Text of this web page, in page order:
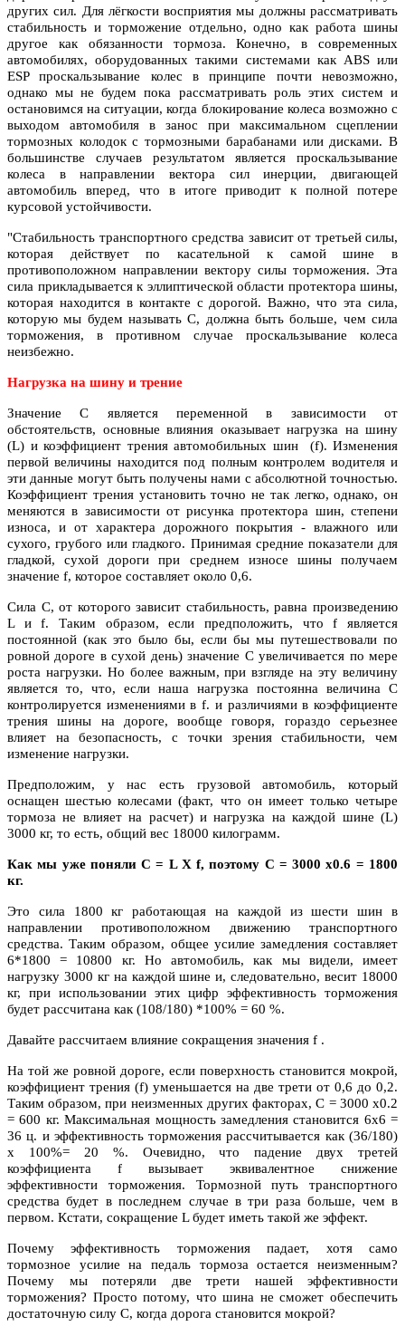
других сил. Для лёгкости восприятия мы должны рассматривать
стабильность и торможение отдельно, одно как работа шины
другое как обязанности тормоза. Конечно, в современных
автомобилях, оборудованных такими системами как ABS или
ESP проскальзывание колес в принципе почти невозможно,
однако мы не будем пока рассматривать роль этих систем и
остановимся на ситуации, когда блокирование колеса возможно с
выходом автомобиля в занос при максимальном сцеплении
тормозных колодок с тормозными барабанами или дисками. В
большинстве случаев результатом является проскальзывание
колеса в направлении вектора сил инерции, двигающей
автомобиль вперед, что в итоге приводит к полной потере
курсовой устойчивости.
"Стабильность транспортного средства зависит от третьей силы,
которая действует по касательной к самой шине в
противоположном направлении вектору силы торможения. Эта
сила прикладывается к эллиптической области протектора шины,
которая находится в контакте с дорогой. Важно, что эта сила,
которую мы будем называть C, должна быть больше, чем сила
торможения, в противном случае проскальзывание колеса
неизбежно.
Нагрузка на шину и трение
Значение C является переменной в зависимости от
обстоятельств, основные влияния оказывает нагрузка на шину
(L) и коэффициент трения автомобильных шин (f). Изменения
первой величины находится под полным контролем водителя и
эти данные могут быть получены нами с абсолютной точностью.
Коэффициент трения установить точно не так легко, однако, он
меняются в зависимости от рисунка протектора шин, степени
износа, и от характера дорожного покрытия - влажного или
сухого, грубого или гладкого. Принимая средние показатели для
гладкой, сухой дороги при среднем износе шины получаем
значение f, которое составляет около 0,6.
Сила С, от которого зависит стабильность, равна произведению
L и f. Таким образом, если предположить, что f является
постоянной (как это было бы, если бы мы путешествовали по
ровной дороге в сухой день) значение С увеличивается по мере
роста нагрузки. Но более важным, при взгляде на эту величину
является то, что, если наша нагрузка постоянна величина С
контролируется изменениями в f. и различиями в коэффициенте
трения шины на дороге, вообще говоря, гораздо серьезнее
влияет на безопасность, с точки зрения стабильности, чем
изменение нагрузки.
Предположим, у нас есть грузовой автомобиль, который
оснащен шестью колесами (факт, что он имеет только четыре
тормоза не влияет на расчет) и нагрузка на каждой шине (L)
3000 кг, то есть, общий вес 18000 килограмм.
Как мы уже поняли C = L X f, поэтому C = 3000 x0.6 = 1800
кг.
Это сила 1800 кг работающая на каждой из шести шин в
направлении противоположном движению транспортного
средства. Таким образом, общее усилие замедления составляет
6*1800 = 10800 кг. Но автомобиль, как мы видели, имеет
нагрузку 3000 кг на каждой шине и, следовательно, весит 18000
кг, при использовании этих цифр эффективность торможения
будет рассчитана как (108/180) *100% = 60 %.
Давайте рассчитаем влияние сокращения значения f .
На той же ровной дороге, если поверхность становится мокрой,
коэффициент трения (f) уменьшается на две трети от 0,6 до 0,2.
Таким образом, при неизменных других факторах, C = 3000 x0.2
= 600 кг. Максимальная мощность замедления становится 6х6 =
36 ц. и эффективность торможения рассчитывается как (36/180)
x 100%= 20 %. Очевидно, что падение двух третей
коэффициента f вызывает эквивалентное снижение
эффективности торможения. Тормозной путь транспортного
средства будет в последнем случае в три раза больше, чем в
первом. Кстати, сокращение L будет иметь такой же эффект.
Почему эффективность торможения падает, хотя само
тормозное усилие на педаль тормоза остается неизменным?
Почему мы потеряли две трети нашей эффективности
торможения? Просто потому, что шина не сможет обеспечить
достаточную силу С, когда дорога становится мокрой?